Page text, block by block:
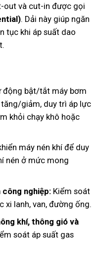
out và cut-in được gọi
. Dải này giúp ngăn
tục khi áp suất dao
bật/tắt máy bơm
giảm, duy trì áp lực
khỏi chạy khô hoặc
máy nén khí để duy
nén ở mức mong
công nghiệp:Kiểm soát
xi lanh, van, đường ống.
khí, thông gió và
soát áp suất gas